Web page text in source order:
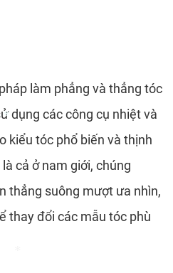
*
*
làm phẳng và thẳng tóc
dụng các công cụ nhiệt và
kiểu tóc phổ biến và thịnh
cả ở nam giới, chúng
thẳng suông mượt ưa nhìn,
thay đổi các mẫu tóc phù